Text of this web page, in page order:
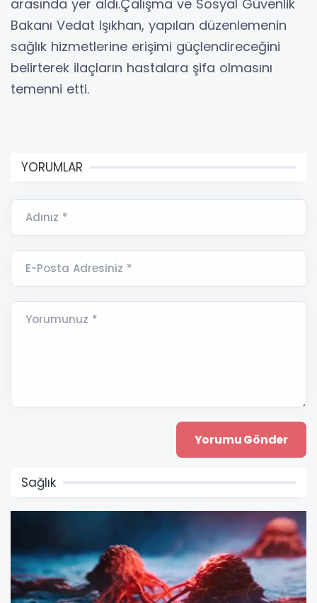
arasında yer aldı.Çalışma ve Sosyal Güvenlik
Bakanı Vedat Işıkhan, yapılan düzenlemenin
sağlık hizmetlerine erişimi güçlendireceğini
belirterek ilaçların hastalara şifa olmasını
temenni etti.
YORUMLAR
Adınız *
E-Posta Adresiniz *
Yorumunuz *
Sağlık